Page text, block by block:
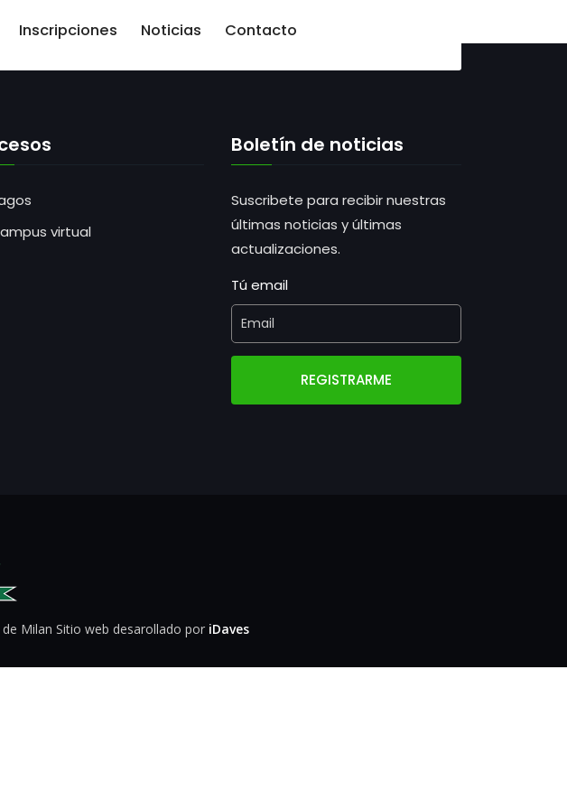
Inscripciones Noticias Contacto
virtual
Boletín de noticias
Suscribete para recibir nuestras
últimas noticias y últimas
actualizaciones.
Tú email
REGISTRARME
Milan Sitio web desarollado por iDaves